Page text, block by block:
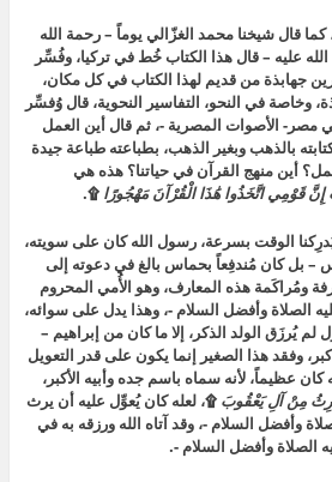
قال شيخنا محمد الغزّالي يوماً – رحمة الله
عليه – قال هذا الكتاب خُط في تركيا، وفُسِّر
جهابذة من قديم لهذا الكتاب في كل مكان،
وخاصة في النحو، التفاسير النحوية، قال وُفسِّر
الأصوات المصرية -، ثم قال أين العمل
بالذهب وبغير الذهب، بطباعته طباعة جيدة
أين منهج القرآن في حياتنا؟ هذه هي
قَوْمِي اتَّخَذُوا هَٰذَا الْقُرْآنَ مَهْجُورًا ۩.
الوقت بسرعة، رسول الله كان على سويته،
– بل كان مُندفِعاً بحماس بالغ في دعوته إلى
ومُراكَمة هذه المعارف، وهو الأُمي المحروم
الصلاة وأفضل السلام -، وهذا يدل على سوائه،
يُرزَق الولد الذكر، إلا ما كان من إبراهيم –
وفقد هذا الصغير إنما يكون على قدر التعويل
كان عظيماً، لأنه سماه باسم جده وأبيه الأكبر،
مِنْ آلِ يَعْقُوبَ ۩، لعله كان يُعوِّل عليه أن يرث
وأفضل السلام -، وقد آتاه الله ورزقه به في
الصلاة وأفضل السلام -.